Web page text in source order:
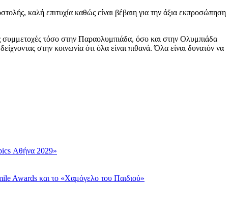
καλή επιτυχία καθώς είναι βέβαιη για την άξια εκπροσώπηση
τόσο στην Παραολυμπιάδα, όσο και στην Ολυμπιάδα
στην κοινωνία ότι όλα είναι πιθανά. Όλα είναι δυνατόν να
Αθήνα 2029»
Awards και το «Χαμόγελο του Παιδιού»